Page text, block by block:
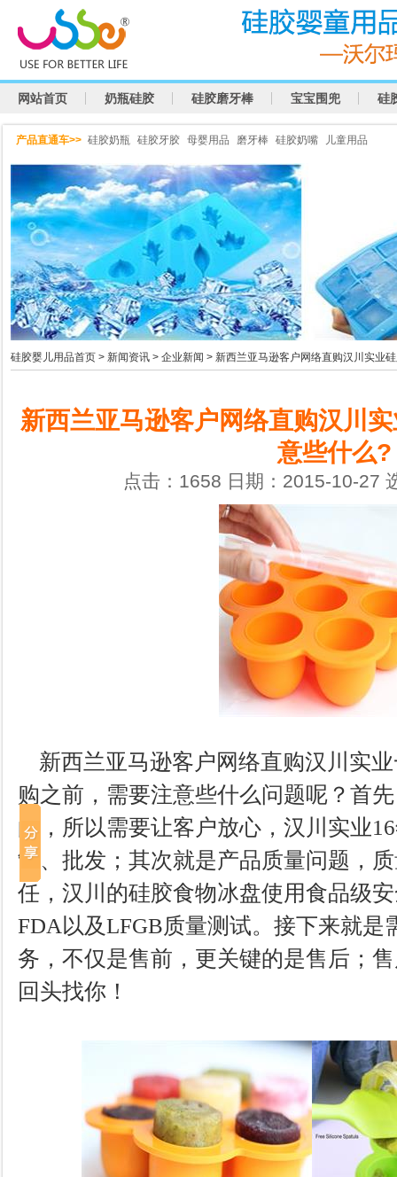
网站首页 奶瓶硅胶 硅胶磨牙棒 宝宝围兜 硅
产品直通车>> 硅胶奶瓶 硅胶牙胶 母婴用品 磨牙棒 硅胶奶嘴 儿童用品
硅胶婴儿用品首页 > 新闻资讯 > 企业新闻 > 新西兰亚马逊客户网络直购汉川实业
新西兰亚马逊客户网络直购汉川
意些什么?
点击：1658 日期：2015-10-27
新西兰亚马逊客户网络直购汉川实
购之前，需要注意些什么问题呢？首
的，所以需要让客户放心，汉川实业
制、批发；其次就是产品质量问题，
任，汉川的硅胶食物冰盘使用食品级
FDA以及LFGB质量测试。接下来就是
务，不仅是售前，更关键的是售后；
回头找你！